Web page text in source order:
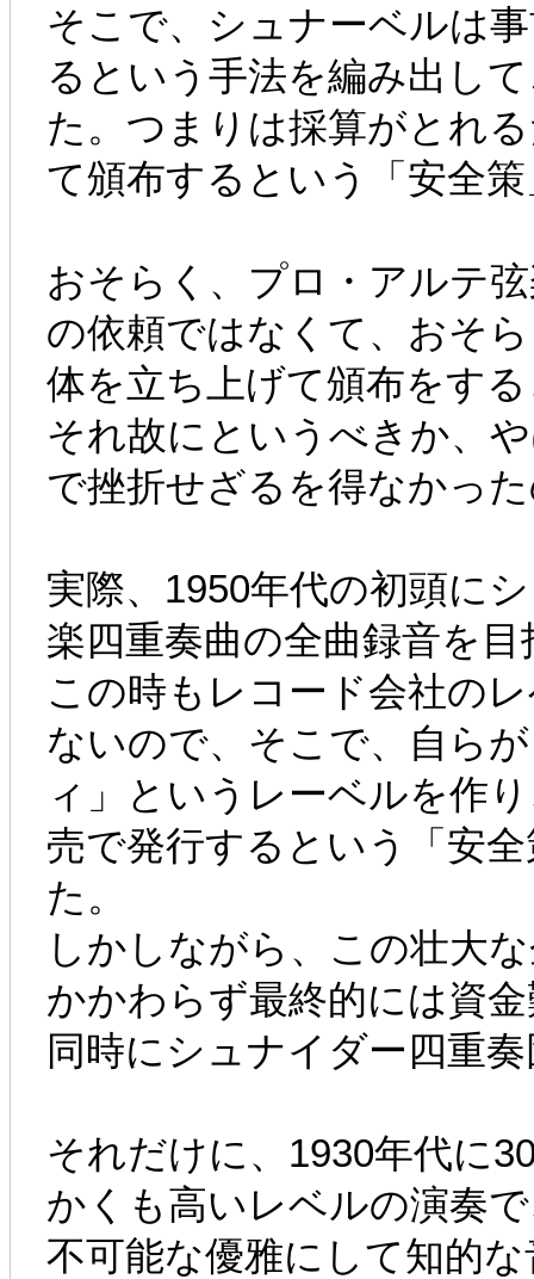
そこで、シュナーベルは
るという手法を編み出し
た。つまりは採算がとれ
て頒布するという「安全
おそらく、プロ・アルテ
の依頼ではなくて、おそ
体を立ち上げて頒布をす
それ故にというべきか、
で挫折せざるを得なかっ
実際、1950年代の初頭に
楽四重奏曲の全曲録音を
この時もレコード会社の
ないので、そこで、自ら
ィ」というレーベルを作
売で発行するという「安
た。
しかしながら、この壮大
かかわらず最終的には資
同時にシュナイダー四重
それだけに、1930年代に
かくも高いレベルの演奏
不可能な優雅にして知的